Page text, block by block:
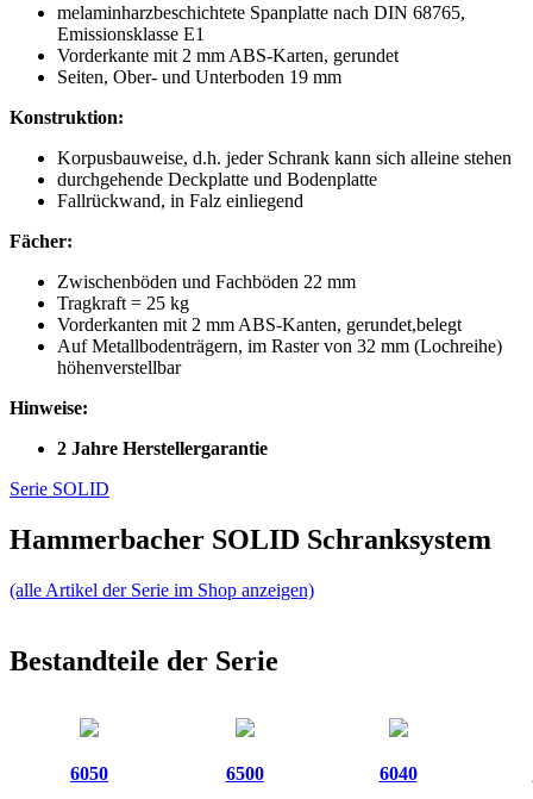
melaminharzbeschichtete Spanplatte nach DIN 68765,
Emissionsklasse E1
Vorderkante mit 2 mm ABS-Karten, gerundet
Seiten, Ober- und Unterboden 19 mm
Konstruktion:
Korpusbauweise, d.h. jeder Schrank kann sich alleine stehen
durchgehende Deckplatte und Bodenplatte
Fallrückwand, in Falz einliegend
Fächer:
Zwischenböden und Fachböden 22 mm
Tragkraft = 25 kg
Vorderkanten mit 2 mm ABS-Kanten, gerundet,belegt
Auf Metallbodenträgern, im Raster von 32 mm (Lochreihe)
höhenverstellbar
Hinweise:
2 Jahre Herstellergarantie
Serie SOLID
Hammerbacher SOLID Schranksystem
(alle Artikel der Serie im Shop anzeigen)
Bestandteile der Serie
6050 6500 6040